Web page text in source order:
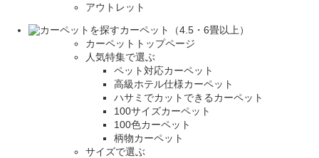
アウトレット
カーペット（4.5・6畳以上）
カーペットトップページ
人気特集で選ぶ
ペット対応カーペット
高級ホテル仕様カーペット
ハサミでカットできるカーペット
100サイズカーペット
100色カーペット
柄物カーペット
サイズで選ぶ